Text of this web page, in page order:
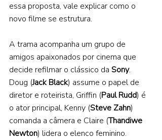
essa proposta, vale explicar como o
novo filme se estrutura.
A trama acompanha um grupo de
amigos apaixonados por cinema que
decide refilmar o clássico da Sony.
Doug (Jack Black) assume o papel de
diretor e roteirista, Griffin (Paul Rudd) é
o ator principal, Kenny (Steve Zahn)
comanda a câmera e Claire (Thandiwe
Newton) lidera o elenco feminino.